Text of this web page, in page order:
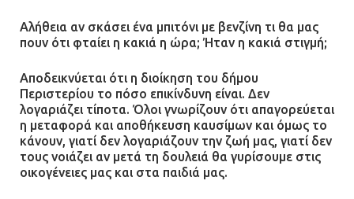
ρόπαλα και μαχαίρια σε δύο
ανήλικους
Άνω Λιόσια: Έριξαν τα ναρκωτικά
σε σκουπιδοφάγο για να μη τα βρει
η αστυνομία – Λογάριασαν χωρίς
τον ειδικό σκύλο
Αλήθεια αν σκάσει ένα μπιτόνι με βενζίνη τι θα μας
πουν ότι φταίει η κακιά η ώρα; Ήταν η κακιά στιγμή;
Αποδεικνύεται ότι η διοίκηση του δήμου
Περιστερίου το πόσο επικίνδυνη είναι. Δεν
λογαριάζει τίποτα. Όλοι γνωρίζουν ότι απαγορεύεται
η μεταφορά και αποθήκευση καυσίμων και όμως το
κάνουν, γιατί δεν λογαριάζουν την ζωή μας, γιατί δεν
τους νοιάζει αν μετά τη δουλειά θα γυρίσουμε στις
οικογένειες μας και στα παιδιά μας.